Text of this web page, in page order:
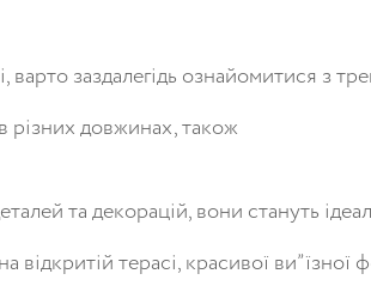
,вартозаздалегідь ознайомитися з
в різнихдовжинах, також
тадекорацій,вони стануть
на відкритійтерасі,красивої ви”їзної